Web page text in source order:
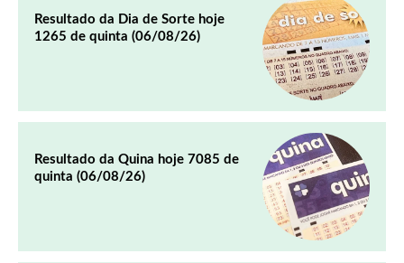
Resultado da Dia de Sorte hoje
1265 de quinta (06/08/26)
Resultado da Quina hoje 7085 de
quinta (06/08/26)